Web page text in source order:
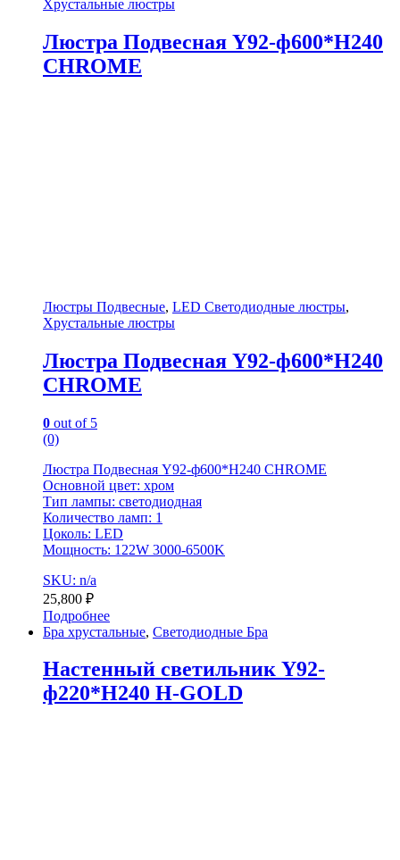
Хрустальные люстры
Люстра Подвесная Y92-ф600*H240
CHROME
Люстры Подвесные, LED Светодиодные люстры,
Хрустальные люстры
Люстра Подвесная Y92-ф600*H240
CHROME
0 out of 5
(0)
Люстра Подвесная Y92-ф600*H240 CHROME
Основной цвет: хром
Тип лампы: светодиодная
Количество ламп: 1
Цоколь: LED
Мощность: 122W 3000-6500K
SKU: n/a
25,800 ₽
Подробнее
Бра хрустальные, Светодиодные Бра
Настенный светильник Y92-
ф220*H240 H-GOLD